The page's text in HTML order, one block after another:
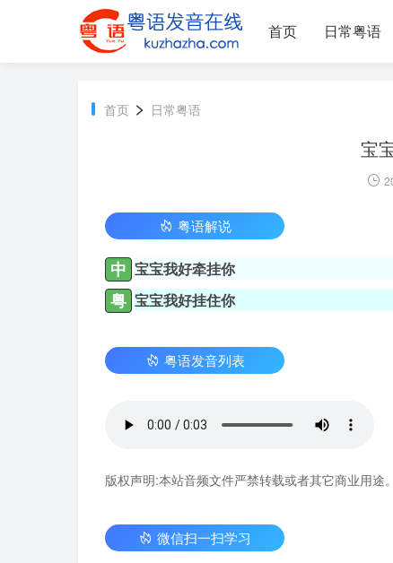
首页 日常粤语
首页 > 日常粤语
宝
粤语解说
中 宝宝我好牵挂你
粤 宝宝我好挂住你
粤语发音列表
版权声明:本站音频文件严禁转载或者其它商业用途。
微信扫一扫学习